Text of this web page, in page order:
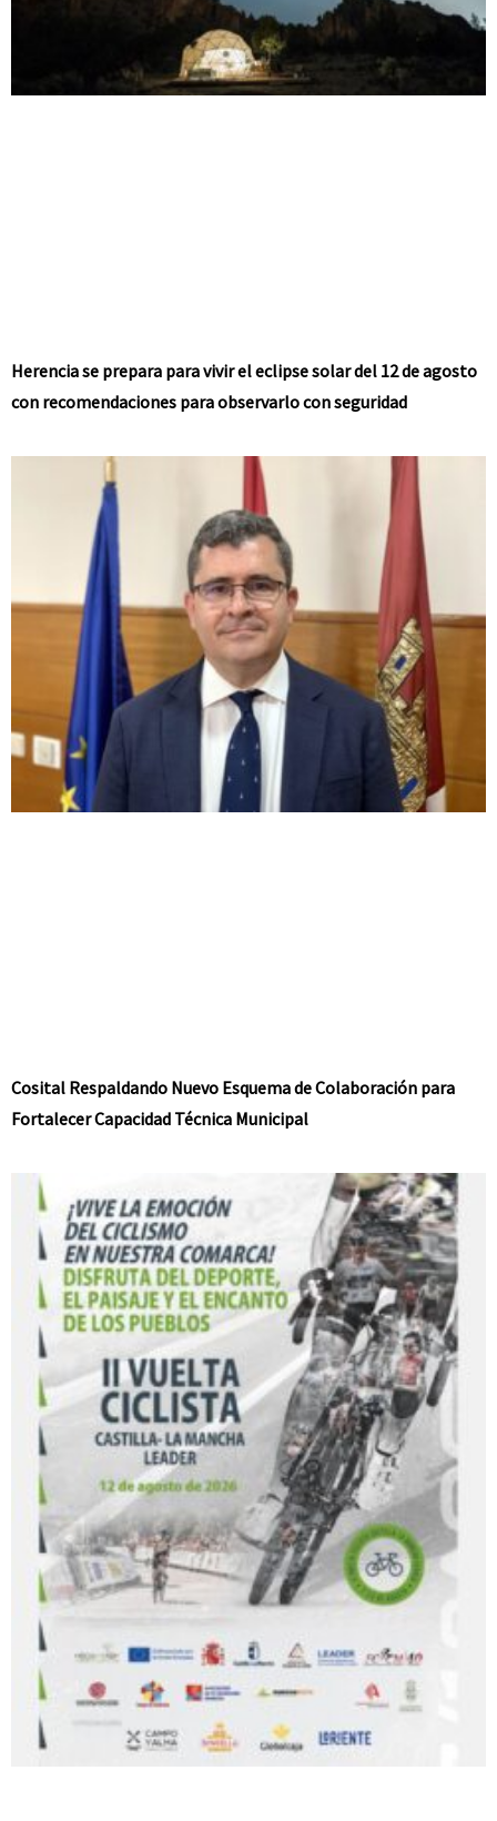
Herencia se prepara para vivir el eclipse solar del 12 de agosto
con recomendaciones para observarlo con seguridad
Cosital Respaldando Nuevo Esquema de Colaboración para
Fortalecer Capacidad Técnica Municipal